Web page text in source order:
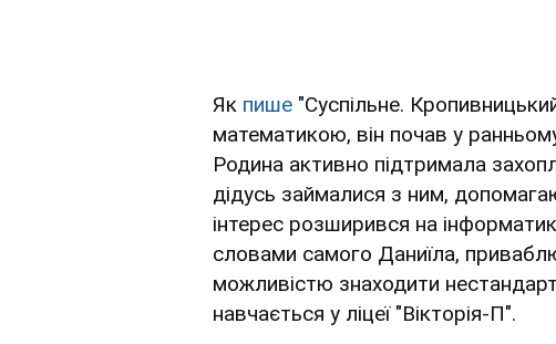
Як пише "Суспільне.
математикою, він почав у
Родина активно підтримала
дідусь займалися з ним,
інтерес розширився на
словами самого Даниїла,
можливістю знаходити
навчається у ліцеї "Вікторія-П".